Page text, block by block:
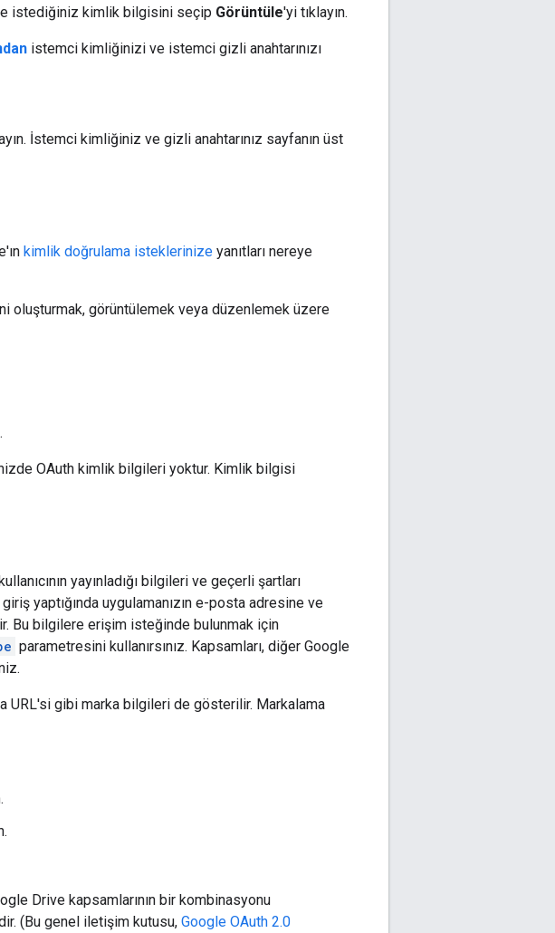
istediğiniz kimlik bilgisini seçip Görüntüle'yi tıklayın.
istemci kimliğinizi ve istemci gizli anahtarınızı
İstemci kimliğiniz ve gizli anahtarınız sayfanın üst
kimlik doğrulama isteklerinize yanıtları nereye
oluşturmak, görüntülemek veya düzenlemek üzere
OAuth kimlik bilgileri yoktur. Kimlik bilgisi
yayınladığı bilgileri ve geçerli şartları
giriş yaptığında uygulamanızın e-posta adresine ve
Bu bilgilere erişim isteğinde bulunmak için
parametresini kullanırsınız. Kapsamları, diğer Google
URL'si gibi marka bilgileri de gösterilir. Markalama
Drive kapsamlarının bir kombinasyonu
(Bu genel iletişim kutusu, Google OAuth 2.0